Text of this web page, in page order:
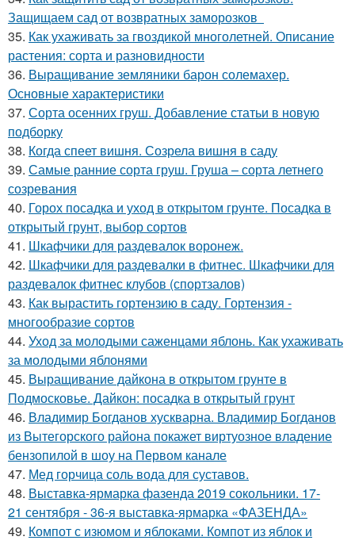
Защищаем сад от возвратных заморозков
35. Как ухаживать за гвоздикой многолетней. Описание
растения: сорта и разновидности
36. Выращивание земляники барон солемахер.
Основные характеристики
37. Сорта осенних груш. Добавление статьи в новую
подборку
38. Когда спеет вишня. Созрела вишня в саду
39. Самые ранние сорта груш. Груша – сорта летнего
созревания
40. Горох посадка и уход в открытом грунте. Посадка в
открытый грунт, выбор сортов
41. Шкафчики для раздевалок воронеж.
42. Шкафчики для раздевалки в фитнес. Шкафчики для
раздевалок фитнес клубов (спортзалов)
43. Как вырастить гортензию в саду. Гортензия -
многообразие сортов
44. Уход за молодыми саженцами яблонь. Как ухаживать
за молодыми яблонями
45. Выращивание дайкона в открытом грунте в
Подмосковье. Дайкон: посадка в открытый грунт
46. Владимир Богданов хускварна. Владимир Богданов
из Вытегорского района покажет виртуозное владение
бензопилой в шоу на Первом канале
47. Мед горчица соль вода для суставов.
48. Выставка-ярмарка фазенда 2019 сокольники. 17-
21 сентября - 36-я выставка-ярмарка «ФАЗЕНДА»
49. Компот с изюмом и яблоками. Компот из яблок и